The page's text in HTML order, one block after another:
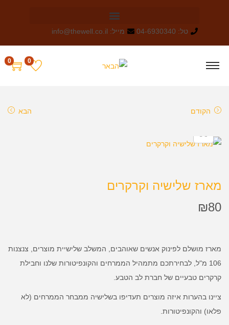
טל: 04-6930340 מייל: info@thewell.co.il
0
0
הקודם הבא
מארז שלישיה וקרקרים
₪80
מארז מושלם לפינוק אנשים שאוהבים, המשלב שלישיית מוצרים, צנצנות
106 מ"ל, לבחירתכם מתמהיל הממרחים והקונפיטורות שלנו וחבילת
קרקרים טבעיים של חברת לב הטבע.
ציינו בהערות איזה מוצרים תעדיפו בשלישיה ממבחר הממרחים (לא
פלאו) והקונפיטורות.